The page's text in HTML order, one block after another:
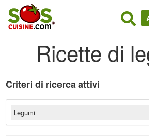
Ricette di
Criteri di ricerca attivi
Legumi